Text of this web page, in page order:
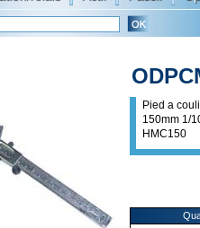
Pied a
150mm 1/
HMC150